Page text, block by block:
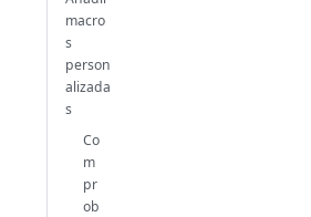
macro
s
person
alizada
s
Co
m
pr
ob